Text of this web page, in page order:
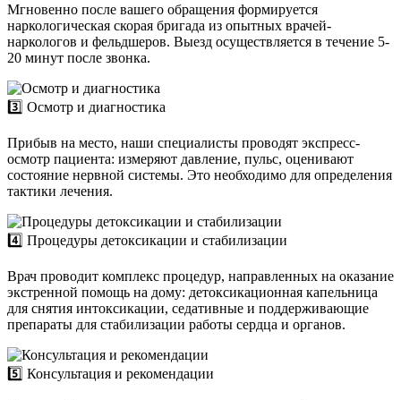
Мгновенно после вашего обращения формируется
наркологическая скорая бригада из опытных врачей-
наркологов и фельдшеров. Выезд осуществляется в течение 5-
20 минут после звонка.
3️⃣ Осмотр и диагностика
Прибыв на место, наши специалисты проводят экспресс-
осмотр пациента: измеряют давление, пульс, оценивают
состояние нервной системы. Это необходимо для определения
тактики лечения.
4️⃣ Процедуры детоксикации и стабилизации
Врач проводит комплекс процедур, направленных на оказание
экстренной помощь на дому: детоксикационная капельница
для снятия интоксикации, седативные и поддерживающие
препараты для стабилизации работы сердца и органов.
5️⃣ Консультация и рекомендации